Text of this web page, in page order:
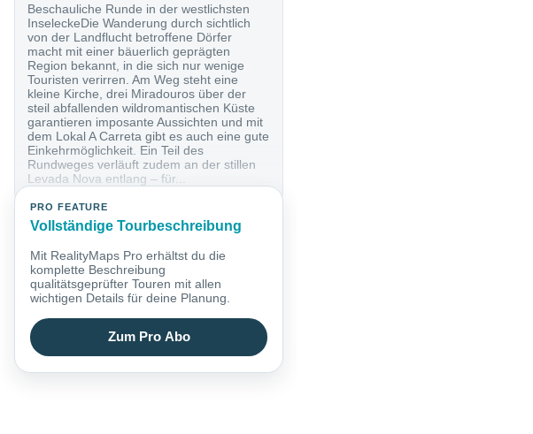
Beschauliche Runde in der westlichsten
InseleckeDie Wanderung durch sichtlich
von der Landflucht betroffene Dörfer
macht mit einer bäuerlich geprägten
Region bekannt, in die sich nur wenige
Touristen verirren. Am Weg steht eine
kleine Kirche, drei Miradouros über der
steil abfallenden wildromantischen Küste
garantieren imposante Aussichten und mit
dem Lokal A Carreta gibt es auch eine gute
Einkehrmöglichkeit. Ein Teil des
Rundweges verläuft zudem an der stillen
Levada Nova entlang – für...
PRO FEATURE
Vollständige Tourbeschreibung
Mit RealityMaps Pro erhältst du die
komplette Beschreibung
qualitätsgeprüfter Touren mit allen
wichtigen Details für deine Planung.
Zum Pro Abo